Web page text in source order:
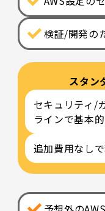
検証/開発の
スタン
セキュリティ/
ラインで基本
追加費用なし